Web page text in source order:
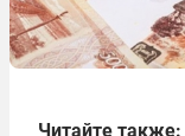
Читайте также: